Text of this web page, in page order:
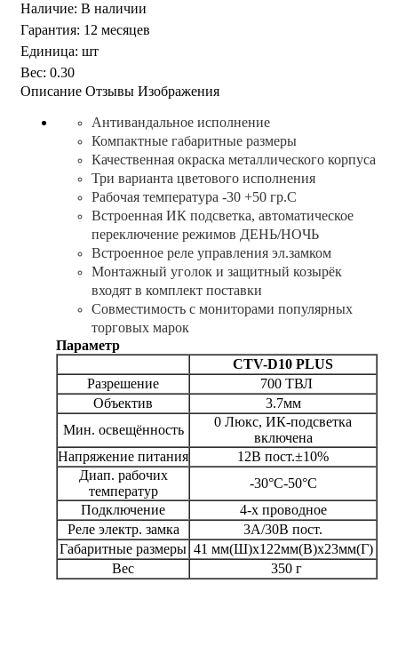
Наличие: В наличии
Гарантия: 12 месяцев
Единица: шт
Вес: 0.30
Описание Отзывы Изображения
Антивандальное исполнение
Компактные габаритные размеры
Качественная окраска металлического корпуса
Три варианта цветового исполнения
Рабочая температура -30 +50 гр.С
Встроенная ИК подсветка, автоматическое
переключение режимов ДЕНЬ/НОЧЬ
Встроенное реле управления эл.замком
Монтажный уголок и защитный козырёк
входят в комплект поставки
Совместимость с мониторами популярных
торговых марок
Параметр
CTV-D10 PLUS
Разрешение
700 ТВЛ
Объектив
3.7мм
Мин. освещённость
0 Люкс, ИК-подсветка
включена
Напряжение питания
12В пост.±10%
Диап. рабочих
температур
-30°C-50°C
Подключение
4-х проводное
Реле электр. замка
3А/30В пост.
Габаритные размеры 41 мм(Ш)х122мм(В)х23мм(Г)
Вес
350 г